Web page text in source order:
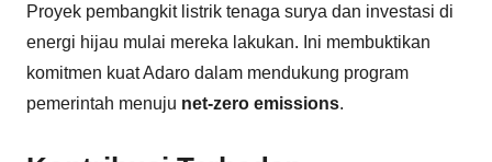
Proyek pembangkit listrik tenaga surya dan investasi di
energi hijau mulai mereka lakukan. Ini membuktikan
komitmen kuat Adaro dalam mendukung program
pemerintah menuju net-zero emissions.